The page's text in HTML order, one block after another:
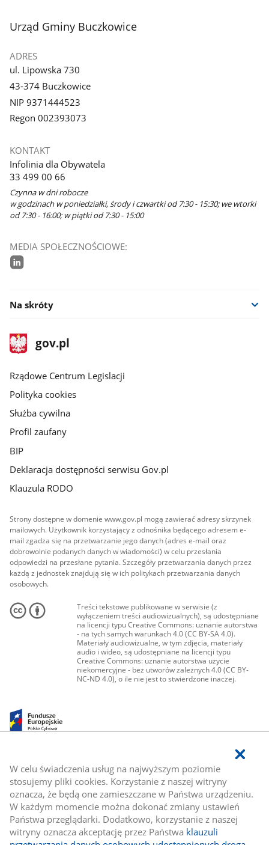
W celu świadczenia usług na najwyższym poziomie
stosujemy pliki cookies. Korzystanie z naszej witryny
oznacza, że będą one zamieszczane w Państwa urządzeniu.
W każdym momencie można dokonać zmiany ustawień
Państwa przeglądarki. Dodatkowo, korzystanie z naszej
witryny oznacza akceptację przez Państwa klauzuli
stopka
Urząd Gminy Buczkowice
ADRES
ul. Lipowska 730
43-374 Buczkowice
NIP 9371444523
Regon 002393073
KONTAKT
Infolinia dla Obywatela
33 499 00 66
Czynna w dni robocze
w godzinach w poniedziałki, środy i czwartki od 7:30 - 15:30; we wtorki
od 7:30 - 16:00; w piątki od 7:30 - 15:00
MEDIA SPOŁECZNOŚCIOWE:
Na skróty
stopka
gov.plStrona
gov.pl
Rządowe Centrum Legislacji
Polityka cookies
Służba cywilna
Profil zaufany
BIP
Deklaracja dostępności serwisu Gov.pl
Klauzula RODO
Strony dostępne w domenie www.gov.pl mogą zawierać adresy skrzynek
mailowych. Użytkownik korzystający z odnośnika będącego adresem e-
mail zgadza się na przetwarzanie jego danych (adres e-mail oraz
dobrowolnie podanych danych w wiadomości) w celu przesłania
odpowiedzi na przesłane pytania. Szczegóły przetwarzania danych przez
każdą z jednostek znajdują się w ich politykach przetwarzania danych
osobowych.
Treści tekstowe publikowane w serwisie (z
wyłączeniem treści audiowizualnych), są udostępniane
na licencji typu Creative Commons: uznanie autorstwa
- na tych samych warunkach 4.0 (CC BY-SA 4.0).
Materiały audiowizualne, w tym zdjęcia, materiały
audio i wideo, są udostępniane na licencji typu
Creative Commons: uznanie autorstwa użycie
niekomercyjne - bez utworów zależnych 4.0 (CC BY-
NC-ND 4.0), o ile nie jest to stwierdzone inaczej.